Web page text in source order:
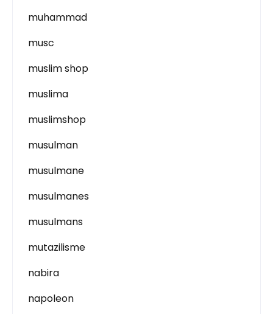
muhammad
musc
muslim shop
muslima
muslimshop
musulman
musulmane
musulmanes
musulmans
mutazilisme
nabira
napoleon